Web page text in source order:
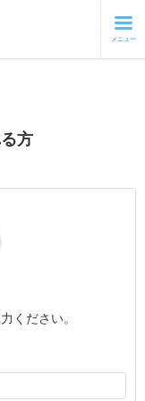
メニュー
方
ください。